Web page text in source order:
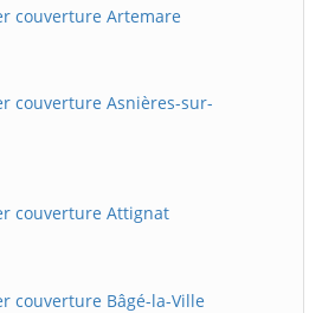
couverture Artemare
couverture Asnières-sur-
couverture Attignat
couverture Bâgé-la-Ville